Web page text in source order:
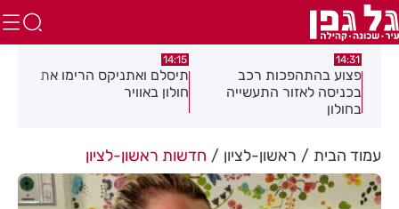
14:31
פצוע בהתהפכות רכב
בכניסה לאזור התעשייה
בחולון
14:15
תיסלם ואתניקס הרימו את
חולון באוויר
עמוד הבית ראשון-לציון חדשות ראשון-לציון